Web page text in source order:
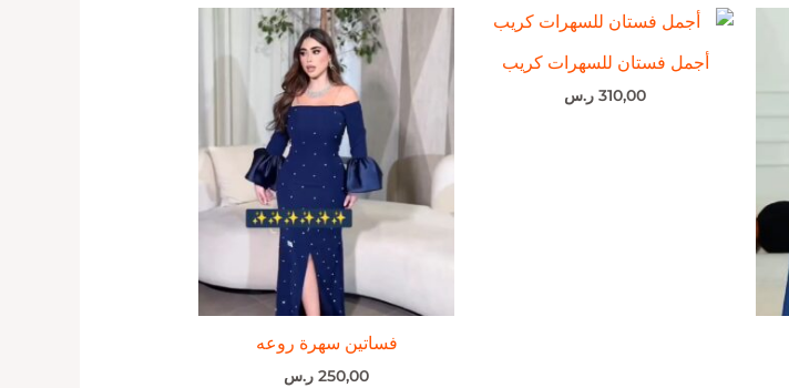
أجمل فستان للسهرات كريب
310,00 ر.س
فساتين سهرة روعه
250,00 ر.س